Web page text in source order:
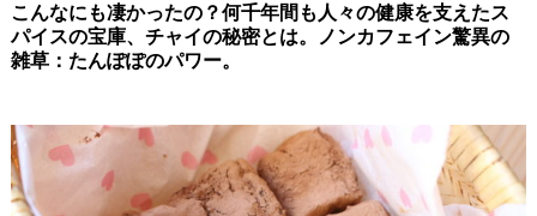
こんなにも凄かったの？何千年間も人々の健康を支えたス
パイスの宝庫、チャイの秘密とは。ノンカフェイン驚異の
雑草：たんぽぽのパワー。